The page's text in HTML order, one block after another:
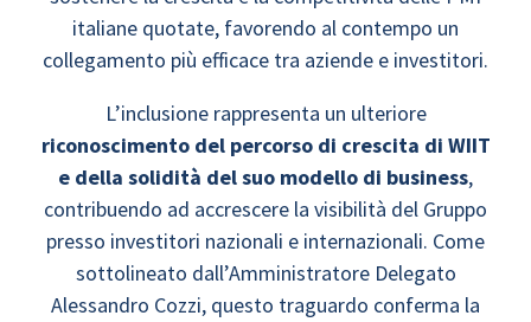
italiane quotate, favorendo al contempo un
collegamento più efficace tra aziende e investitori.
L’inclusione rappresenta un ulteriore
riconoscimento del percorso di crescita di WIIT
e della solidità del suo modello di business,
contribuendo ad accrescere la visibilità del Gruppo
presso investitori nazionali e internazionali. Come
sottolineato dall’Amministratore Delegato
Alessandro Cozzi, questo traguardo conferma la